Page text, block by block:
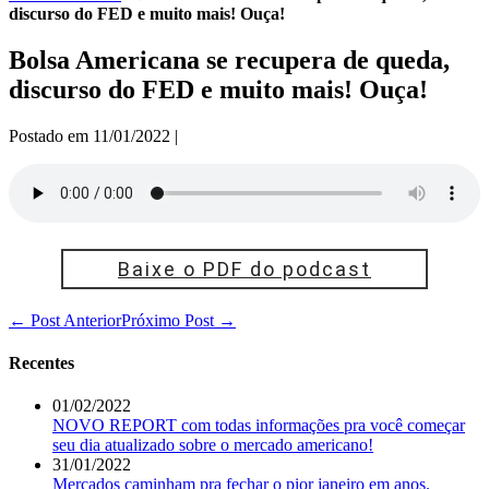
discurso do FED e muito mais! Ouça!
Bolsa Americana se recupera de queda,
discurso do FED e muito mais! Ouça!
Postado em 11/01/2022 |
Baixe o PDF do podcast
Navegação
post
← Post AnteriorPróximo Post →
Recentes
01/02/2022
NOVO REPORT com todas informações pra você começar
seu dia atualizado sobre o mercado americano!
31/01/2022
Mercados caminham pra fechar o pior janeiro em anos.